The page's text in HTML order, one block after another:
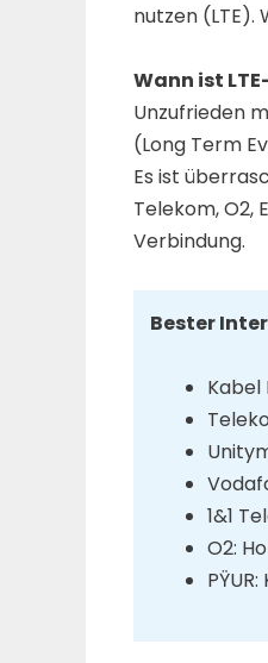
nutzen (LTE).
Wann ist
Unzufrieden
(Long Term
Es ist
Telekom, O2,
Verbindung.
Bester
Kabel
1&1
O2: